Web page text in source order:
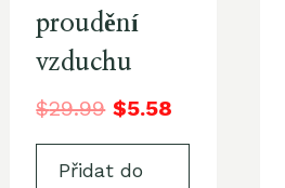
proudění
vzduchu
$29.99 $5.58
Přidat do